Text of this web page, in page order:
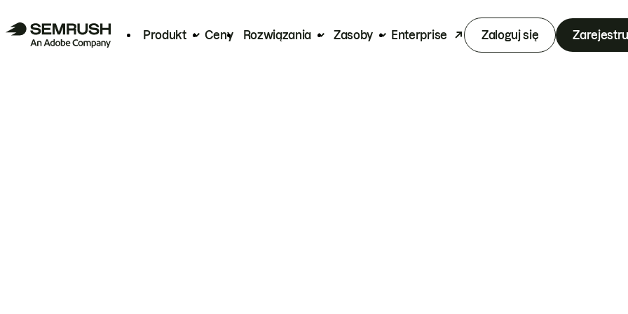
Produkt Ceny Rozwiązania Zasoby Enterprise Zaloguj się